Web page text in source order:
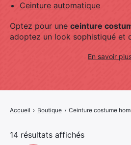
Ceinture automatique
Optez pour une ceinture
adoptez un look sophistiqué et
En savoir
Accueil › Boutique › Ceinture costume
14 résultats affichésT